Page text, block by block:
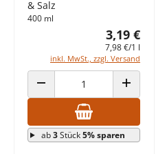
& Salz
400 ml
3,19 €
7,98 €/1 l
inkl. MwSt., zzgl. Versand
ANZAHL VERRINGERN
ab3Stück5% sparen